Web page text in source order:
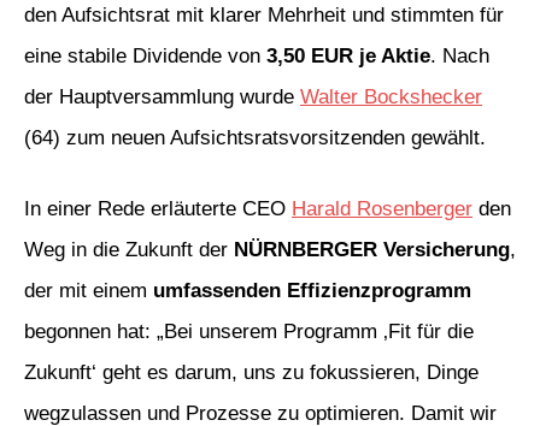
den Aufsichtsrat mit klarer Mehrheit und stimmten für
eine stabile Dividende von 3,50 EUR je Aktie. Nach
der Hauptversammlung wurde Walter Bockshecker
(64) zum neuen Aufsichtsratsvorsitzenden gewählt.
In einer Rede erläuterte CEO Harald Rosenberger den
Weg in die Zukunft der NÜRNBERGER Versicherung,
der mit einem umfassenden Effizienzprogramm
begonnen hat: „Bei unserem Programm ‚Fit für die
Zukunft‘ geht es darum, uns zu fokussieren, Dinge
wegzulassen und Prozesse zu optimieren. Damit wir